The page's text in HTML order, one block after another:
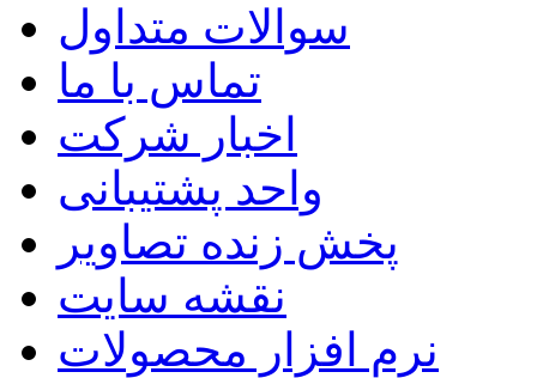
سوالات متداول
تماس با ما
اخبار شرکت
واحد پشتیبانی
پخش زنده تصاویر
نقشه سایت
نرم افزار محصولات